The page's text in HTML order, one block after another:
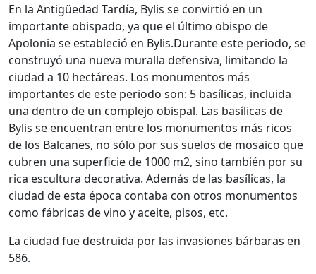
En la Antigüedad Tardía, Bylis se convirtió en un
importante obispado, ya que el último obispo de
Apolonia se estableció en Bylis.Durante este periodo, se
construyó una nueva muralla defensiva, limitando la
ciudad a 10 hectáreas. Los monumentos más
importantes de este periodo son: 5 basílicas, incluida
una dentro de un complejo obispal. Las basílicas de
Bylis se encuentran entre los monumentos más ricos
de los Balcanes, no sólo por sus suelos de mosaico que
cubren una superficie de 1000 m2, sino también por su
rica escultura decorativa. Además de las basílicas, la
ciudad de esta época contaba con otros monumentos
como fábricas de vino y aceite, pisos, etc.
La ciudad fue destruida por las invasiones bárbaras en
586.